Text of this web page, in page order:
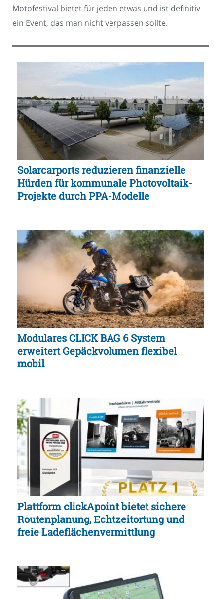
Motofestival bietet für jeden etwas und ist definitiv
ein Event, das man nicht verpassen sollte.
Solarcarports reduzieren finanzielle
Hürden für kommunale Photovoltaik-
Projekte durch PPA-Modelle
Modulares CLICK BAG 6 System
erweitert Gepäckvolumen flexibel
mobil
Plattform clickApoint bietet sichere
Routenplanung, Echtzeitortung und
freie Ladeflächenvermittlung